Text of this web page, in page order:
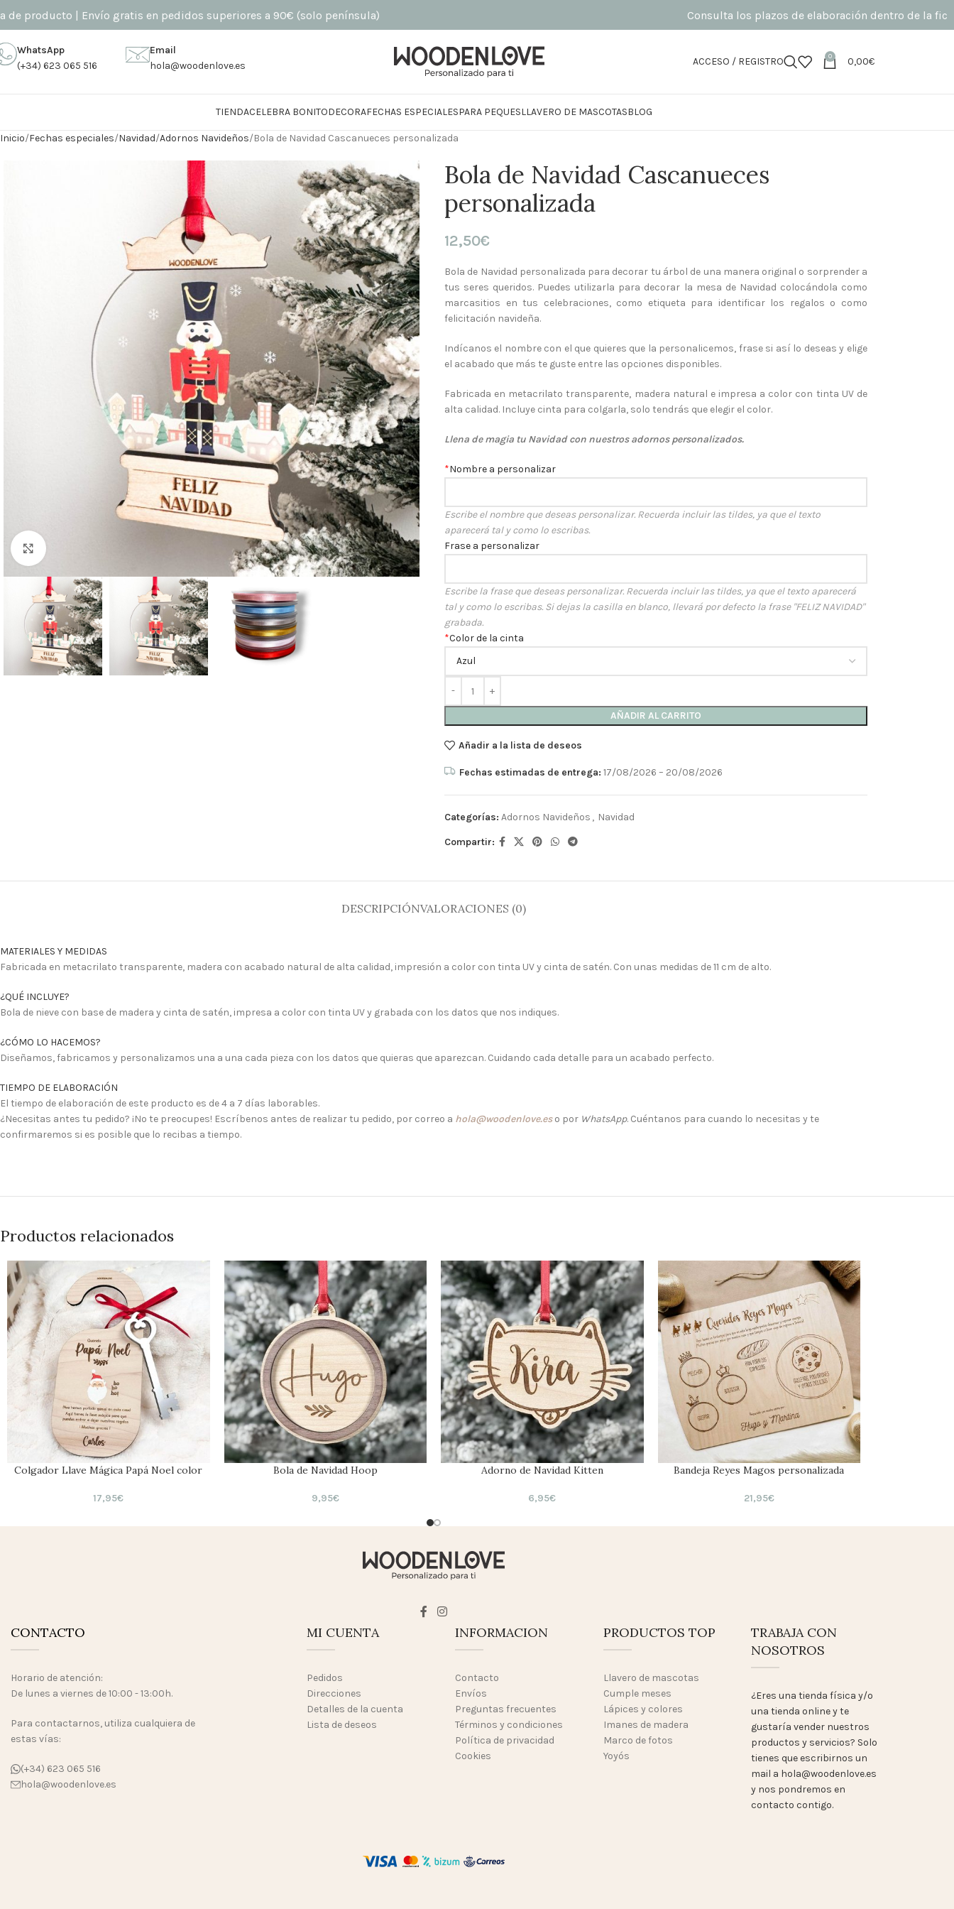
| Envío gratis en pedidos superiores a 90€ (solo península) Consulta los plazos de elaboración dentro de la ficha de
WhatsApp
(+34) 623 065 516
Email
hola@woodenlove.es
ACCESO / REGISTRO 0 0,00€
TIENDACELEBRA BONITODECORAFECHAS ESPECIALESPARA PEQUESLLAVERO DE MASCOTASBLOG
Inicio Fechas especiales Navidad Adornos Navideños Bola de Navidad Cascanueces personalizada
Bola de Navidad Cascanueces
personalizada
12,50€
Bola de Navidad personalizada para decorar tu árbol de una manera original o sorprender a
tus seres queridos. Puedes utilizarla para decorar la mesa de Navidad colocándola como
marcasitios en tus celebraciones, como etiqueta para identificar los regalos o como
felicitación navideña.
Indícanos el nombre con el que quieres que la personalicemos, frase si así lo deseas y elige
el acabado que más te guste entre las opciones disponibles.
Fabricada en metacrilato transparente, madera natural e impresa a color con tinta UV de
alta calidad. Incluye cinta para colgarla, solo tendrás que elegir el color.
Llena de magia tu Navidad con nuestros adornos personalizados.
*Nombre a personalizar
Escribe el nombre que deseas personalizar. Recuerda incluir las tildes, ya que el texto
aparecerá tal y como lo escribas.
Frase a personalizar
Escribe la frase que deseas personalizar. Recuerda incluir las tildes, ya que el texto aparecerá
tal y como lo escribas. Si dejas la casilla en blanco, llevará por defecto la frase "FELIZ NAVIDAD"
grabada.
*Color de la cinta
AÑADIR AL CARRITO
Añadir a la lista de deseos
Fechas estimadas de entrega: 17/08/2026 – 20/08/2026
Categorías: Adornos Navideños , Navidad
Compartir:
DESCRIPCIÓNVALORACIONES (0)
MATERIALES Y MEDIDAS
Fabricada en metacrilato transparente, madera con acabado natural de alta calidad, impresión a color con tinta UV y cinta de satén. Con unas medidas de 11 cm de alto.
¿QUÉ INCLUYE?
Bola de nieve con base de madera y cinta de satén, impresa a color con tinta UV y grabada con los datos que nos indiques.
¿CÓMO LO HACEMOS?
Diseñamos, fabricamos y personalizamos una a una cada pieza con los datos que quieras que aparezcan. Cuidando cada detalle para un acabado perfecto.
TIEMPO DE ELABORACIÓN
El tiempo de elaboración de este producto es de 4 a 7 días laborables.
¿Necesitas antes tu pedido? ¡No te preocupes! Escríbenos antes de realizar tu pedido, por correo a hola@woodenlove.eso por WhatsApp. Cuéntanos para cuando lo necesitas y te
confirmaremos si es posible que lo recibas a tiempo.
Productos relacionados
Colgador Llave Mágica Papá Noel color
17,95€
Bola de Navidad Hoop
9,95€
Adorno de Navidad Kitten
6,95€
Bandeja Reyes Magos personalizada
21,95€
CONTACTO
Horario de atención:
De lunes a viernes de 10:00 - 13:00h.
Para contactarnos, utiliza cualquiera de
estas vías:
(+34) 623 065 516
hola@woodenlove.es
MI CUENTA
Pedidos
Direcciones
Detalles de la cuenta
Lista de deseos
INFORMACION
Contacto
Envíos
Preguntas frecuentes
Términos y condiciones
Política de privacidad
Cookies
PRODUCTOS TOP
Llavero de mascotas
Cumple meses
Lápices y colores
Imanes de madera
Marco de fotos
Yoyós
TRABAJA CON
NOSOTROS
¿Eres una tienda física y/o
una tienda online y te
gustaría vender nuestros
productos y servicios? Solo
tienes que escribirnos un
mail a hola@woodenlove.es
y nos pondremos en
contacto contigo.